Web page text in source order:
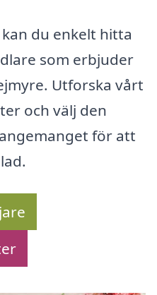
du enkelt hitta
som erbjuder
Utforska vårt
och välj den
för att